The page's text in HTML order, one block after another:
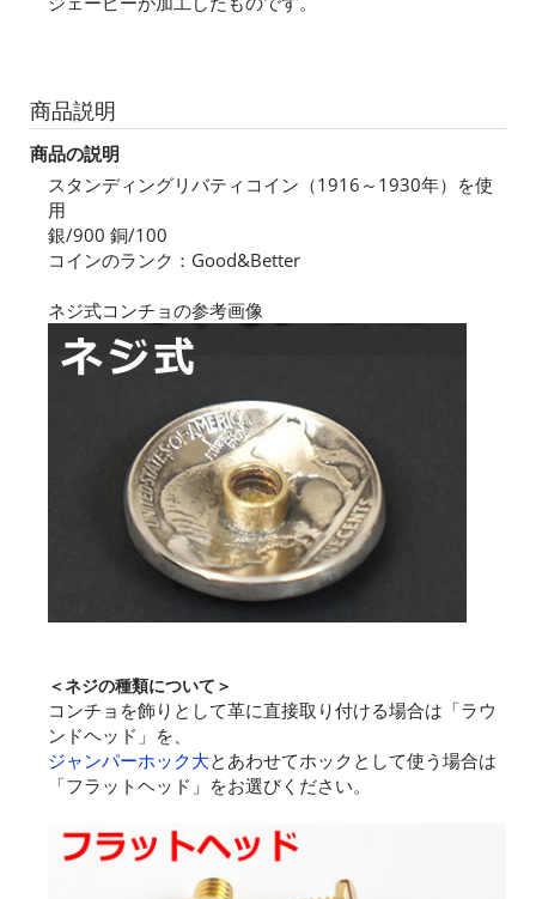
商品説明
商品の説明
スタンディングリバティコイン（1916～1930年）を使
用
銀/900 銅/100
コインのランク：Good&Better
ネジ式コンチョの参考画像
＜ネジの種類について＞
コンチョを飾りとして革に直接取り付ける場合は「ラウ
ンドヘッド」を、
ジャンパーホック大とあわせてホックとして使う場合は
「フラットヘッド」をお選びください。